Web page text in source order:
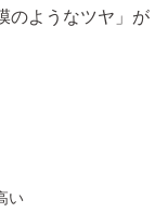
のようなツヤ」が
い